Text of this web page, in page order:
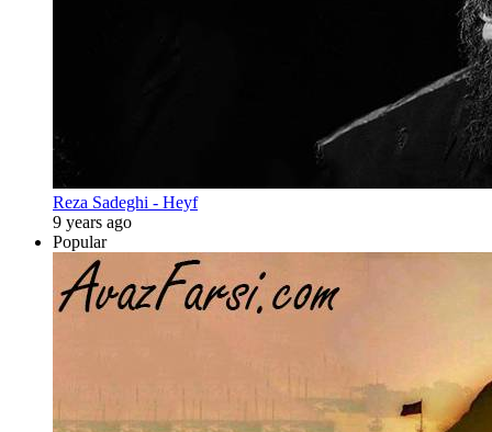
Reza Sadeghi - Heyf
9 years ago
Popular